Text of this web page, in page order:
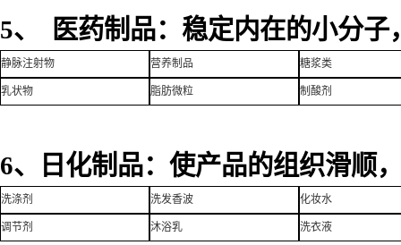
5、 医药制品：稳定内在的小分子
静脉注射物 营养制品 糖浆类
乳状物 脂肪微粒 制酸剂
6、日化制品：使产品的组织滑顺
洗涤剂 洗发香波 化妆水
调节剂 沐浴乳 洗衣液